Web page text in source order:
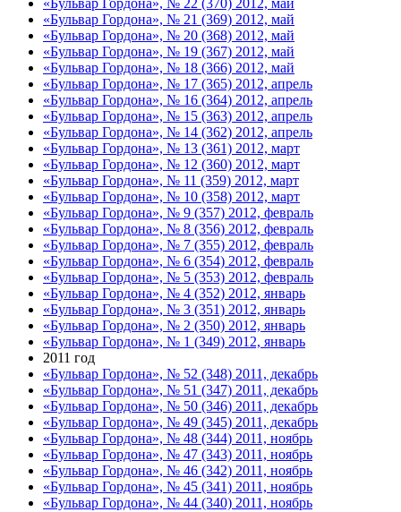
«Бульвар Гордона», № 21 (369) 2012, май
«Бульвар Гордона», № 20 (368) 2012, май
«Бульвар Гордона», № 19 (367) 2012, май
«Бульвар Гордона», № 18 (366) 2012, май
«Бульвар Гордона», № 17 (365) 2012, апрель
«Бульвар Гордона», № 16 (364) 2012, апрель
«Бульвар Гордона», № 15 (363) 2012, апрель
«Бульвар Гордона», № 14 (362) 2012, апрель
«Бульвар Гордона», № 13 (361) 2012, март
«Бульвар Гордона», № 12 (360) 2012, март
«Бульвар Гордона», № 11 (359) 2012, март
«Бульвар Гордона», № 10 (358) 2012, март
«Бульвар Гордона», № 9 (357) 2012, февраль
«Бульвар Гордона», № 8 (356) 2012, февраль
«Бульвар Гордона», № 7 (355) 2012, февраль
«Бульвар Гордона», № 6 (354) 2012, февраль
«Бульвар Гордона», № 5 (353) 2012, февраль
«Бульвар Гордона», № 4 (352) 2012, январь
«Бульвар Гордона», № 3 (351) 2012, январь
«Бульвар Гордона», № 2 (350) 2012, январь
«Бульвар Гордона», № 1 (349) 2012, январь
2011 год
«Бульвар Гордона», № 52 (348) 2011, декабрь
«Бульвар Гордона», № 51 (347) 2011, декабрь
«Бульвар Гордона», № 50 (346) 2011, декабрь
«Бульвар Гордона», № 49 (345) 2011, декабрь
«Бульвар Гордона», № 48 (344) 2011, ноябрь
«Бульвар Гордона», № 47 (343) 2011, ноябрь
«Бульвар Гордона», № 46 (342) 2011, ноябрь
«Бульвар Гордона», № 45 (341) 2011, ноябрь
«Бульвар Гордона», № 44 (340) 2011, ноябрь